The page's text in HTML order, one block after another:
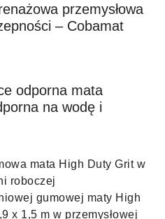
przemysłowa
– Cobamat
odporna mata
na wodę i